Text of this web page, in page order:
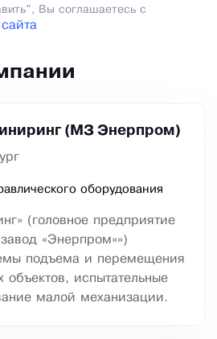
Вы соглашаетесь с
(МЗ Энерпром)
оборудования
(головное предприятие
«Энерпром»»)
подъема и перемещения
объектов, испытательные
малой механизации.